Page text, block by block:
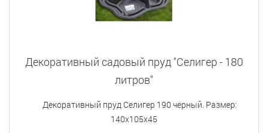
Декоративный садовый пруд "Селигер - 180
литров"
Декоративный пруд Селигер 190 черный. Размер:
140х105х45